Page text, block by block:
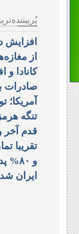
افزایش
از
کانادا و
صادرات
آمریکا؛
تنگه
قدم آخر
تقریبا
و
ایران